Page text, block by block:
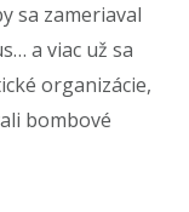
sa zameriaval
a viac už sa
organizácie,
bombové